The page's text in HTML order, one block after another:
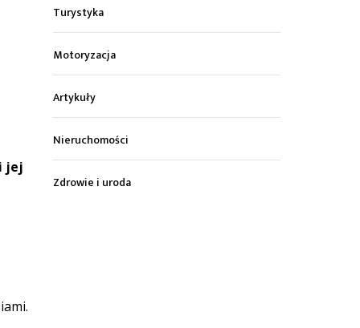
jej
Turystyka
Motoryzacja
Artykuły
Nieruchomości
Zdrowie i uroda